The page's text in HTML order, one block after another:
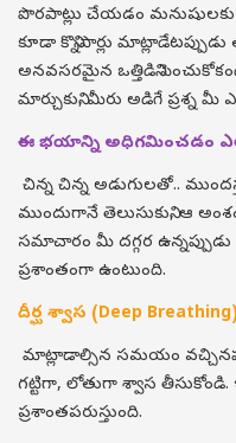
పొరపాట్లు చేయడం మనుషులకు
కూడా కొన్నిసార్లు
అనవసరమైన ఒత్తిడిని
మార్చుకుని, మీరు అడిగే ప్రశ్న మీ
ఈ భయాన్ని అధిగమించడం
చిన్న చిన్న అడుగులతో..
ముందుగానే తెలుసుకుని, ఆ
సమాచారం మీ దగ్గర
ప్రశాంతంగా ఉంటుంది.
దీర్ఘ శ్వాస (Deep
మాట్లాడాల్సిన సమయం
గట్టిగా, లోతుగా శ్వాస
ప్రశాంతపరుస్తుంది.